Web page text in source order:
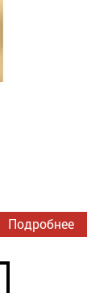
Подробнее